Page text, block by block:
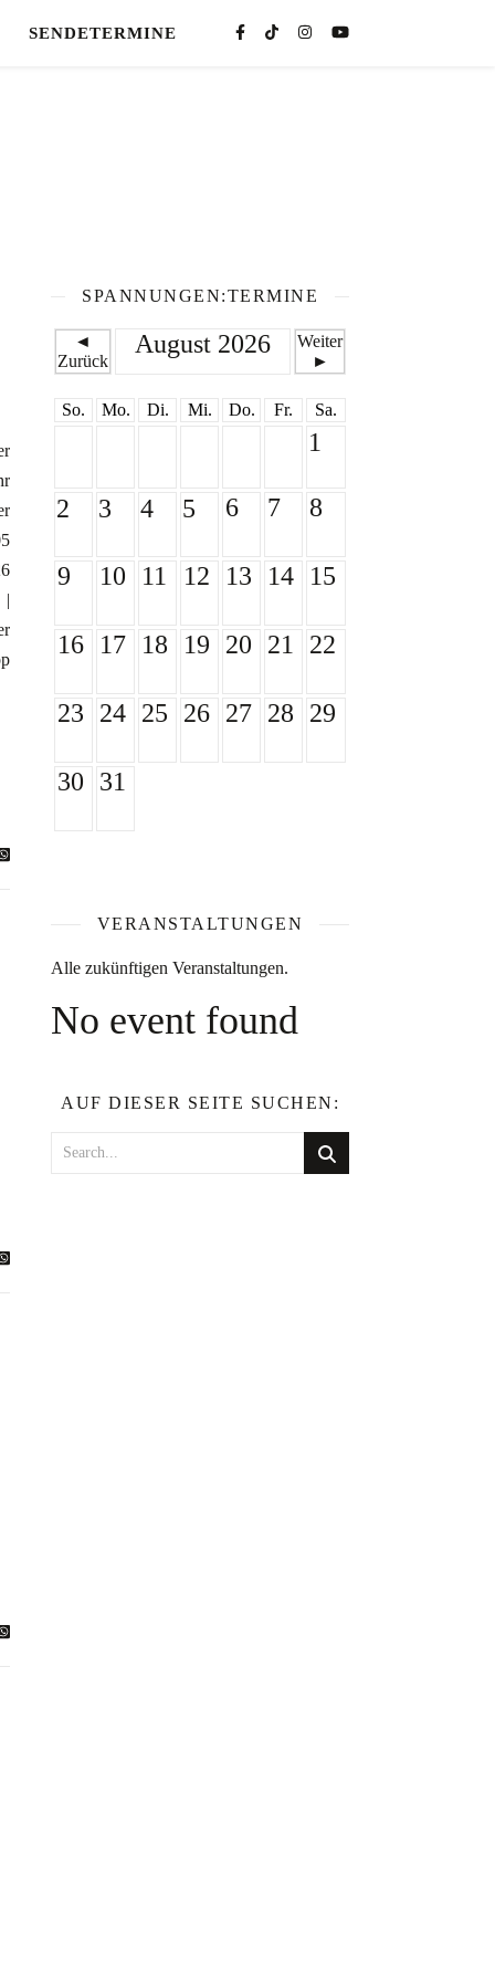
SENDETERMINE
|
SPANNUNGEN:TERMINE
◄
Zurück
August 2026
Weiter
►
So. Mo. Di. Mi. Do. Fr. Sa.
1
2 3 4 5 6 7 8
9 10 11 12 13 14 15
16 17 18 19 20 21 22
23 24 25 26 27 28 29
30 31
VERANSTALTUNGEN
Alle zukünftigen Veranstaltungen.
No event found
AUF DIESER SEITE SUCHEN: